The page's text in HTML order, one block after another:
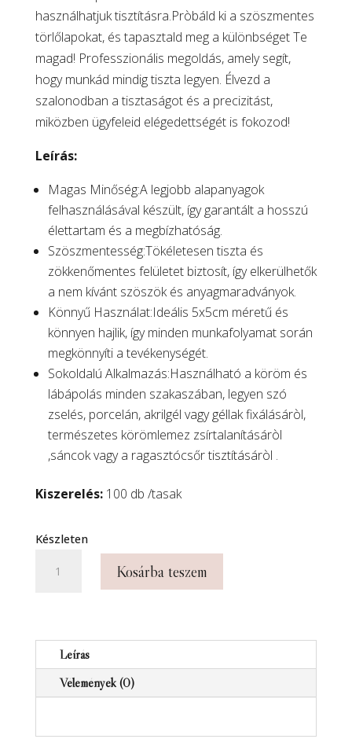
használhatjuk tisztításra.Pròbáld ki a szöszmentes
törlőlapokat, és tapasztald meg a különbséget Te
magad! Professzionális megoldás, amely segít,
hogy munkád mindig tiszta legyen. Élvezd a
szalonodban a tisztaságot és a precizitást,
miközben ügyfeleid elégedettségét is fokozod!
Leírás:
Magas Minőség:A legjobb alapanyagok
felhasználásával készült, így garantált a hosszú
élettartam és a megbízhatóság.
Szöszmentesség:Tökéletesen tiszta és
zökkenőmentes felületet biztosít, így elkerülhetők
a nem kívánt szöszök és anyagmaradványok.
Könnyű Használat:Ideális 5x5cm méretű és
könnyen hajlik, így minden munkafolyamat során
megkönnyíti a tevékenységét.
Sokoldalú Alkalmazás:Használható a köröm és
lábápolás minden szakaszában, legyen szó
zselés, porcelán, akrilgél vagy géllak fixálásáròl,
természetes körömlemez zsírtalanításáròl
,sáncok vagy a ragasztócsőr tisztításáròl .
Kiszerelés:100 db /tasak
Készleten
Szálmentes
törlőkendő
ragasztócsőr
törlő
100db
Kosárba teszem
Leírás
Vélemények (0)